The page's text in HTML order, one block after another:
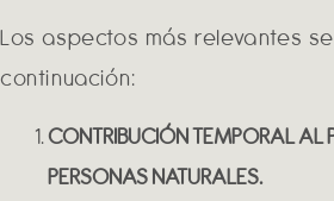
Los aspectos más relevantes
continuación:
CONTRIBUCIÓN TEMPORAL AL
PERSONAS NATURALES.